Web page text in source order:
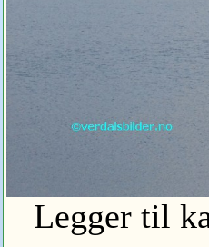
Legger til